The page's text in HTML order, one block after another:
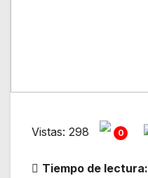
Vistas: 298 0
Tiempo de lectura: